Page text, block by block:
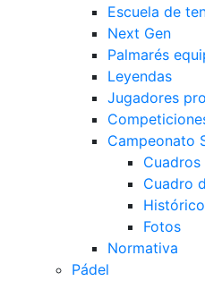
Escuela de
Next Gen
Palmarés
Leyendas
Jugadores
Campeonato
Cuadro
Fotos
Normativa
Pádel